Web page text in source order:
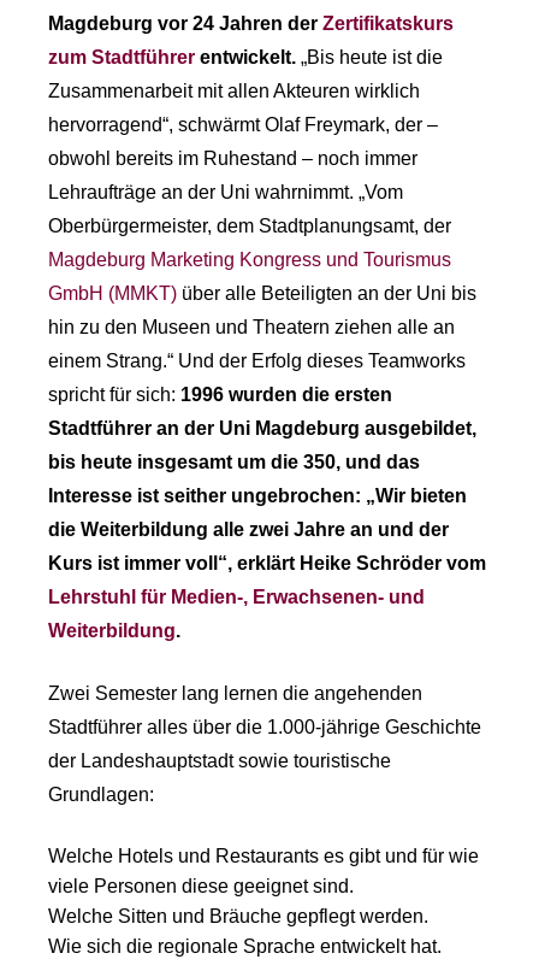
Magdeburg vor 24 Jahren der Zertifikatskurs
zum Stadtführer entwickelt. „Bis heute ist die
Zusammenarbeit mit allen Akteuren wirklich
hervorragend“, schwärmt Olaf Freymark, der –
obwohl bereits im Ruhestand – noch immer
Lehraufträge an der Uni wahrnimmt. „Vom
Oberbürgermeister, dem Stadtplanungsamt, der
Magdeburg Marketing Kongress und Tourismus
GmbH (MMKT) über alle Beteiligten an der Uni bis
hin zu den Museen und Theatern ziehen alle an
einem Strang.“ Und der Erfolg dieses Teamworks
spricht für sich: 1996 wurden die ersten
Stadtführer an der Uni Magdeburg ausgebildet,
bis heute insgesamt um die 350, und das
Interesse ist seither ungebrochen: „Wir bieten
die Weiterbildung alle zwei Jahre an und der
Kurs ist immer voll“, erklärt Heike Schröder vom
Lehrstuhl für Medien-, Erwachsenen- und
Weiterbildung.
Zwei Semester lang lernen die angehenden
Stadtführer alles über die 1.000-jährige Geschichte
der Landeshauptstadt sowie touristische
Grundlagen:
Welche Hotels und Restaurants es gibt und für wie
viele Personen diese geeignet sind.
Welche Sitten und Bräuche gepflegt werden.
Wie sich die regionale Sprache entwickelt hat.